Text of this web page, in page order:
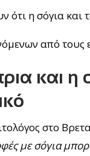
ότι η σόγια
από τους
και η
στο
με σόγια